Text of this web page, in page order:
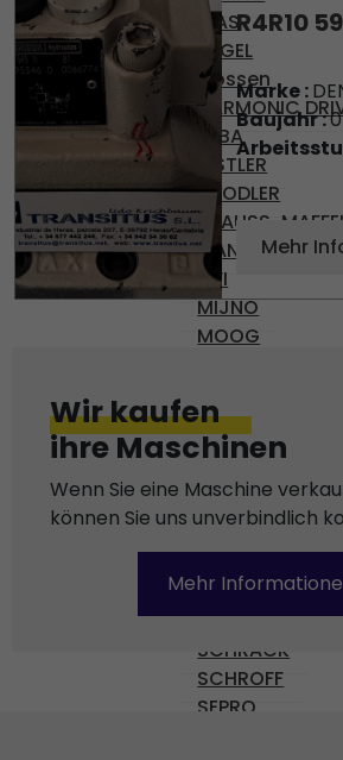
DIAS
ENGEL
Gossen
HARMONIC
KEBA
KISTLER
KNODLER
KRAUSS-MAFFEI
MANNESMAN
MFI
MIJNO
MOOG
OMR 100
OMRON
PARVEX
PHILIPS
REXROTH
SAFEMASTER
SCHRACK
SCHROFF
SEPRO
R4R10
Marke :
Baujahr :0
Mehr
Wir kaufen
ihre Maschinen
Wenn Sie eine Maschine
können Sie uns unverbindlich
Mehr